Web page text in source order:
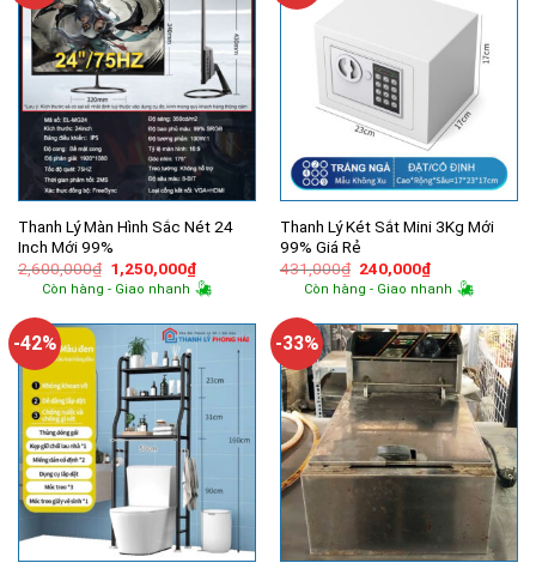
Thanh Lý Màn Hình Sắc Nét 24
Inch Mới 99%
2,600,000₫ Giá
gốc
là:
1,250,000₫Giá
hiện
tại
1,250,000₫.
Còn hàng - Giao nhanh
Thanh Lý Két Sắt Mini 3Kg Mới
99% Giá Rẻ
431,000₫ Giá
gốc
là:
240,000₫Giá
hiện
tại
240,000₫.
Còn hàng - Giao nhanh
-42% -33%